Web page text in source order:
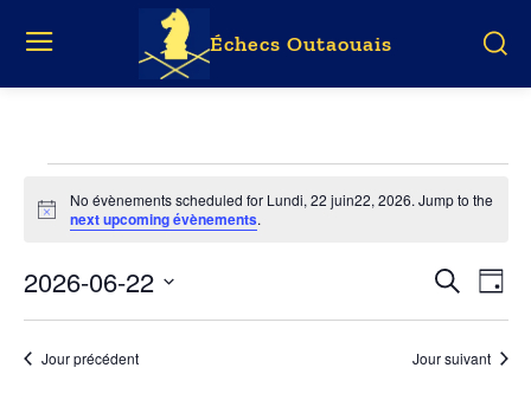
Échecs Outaouais
Évènements
for
Lundi,
22
juin22,
Notice
No évènements scheduled for Lundi, 22 juin22, 2026. Jump to the
next upcoming évènements.
Search
and
Recherche
Jour
2026-06-22
date.Jour précédent Jour suivant